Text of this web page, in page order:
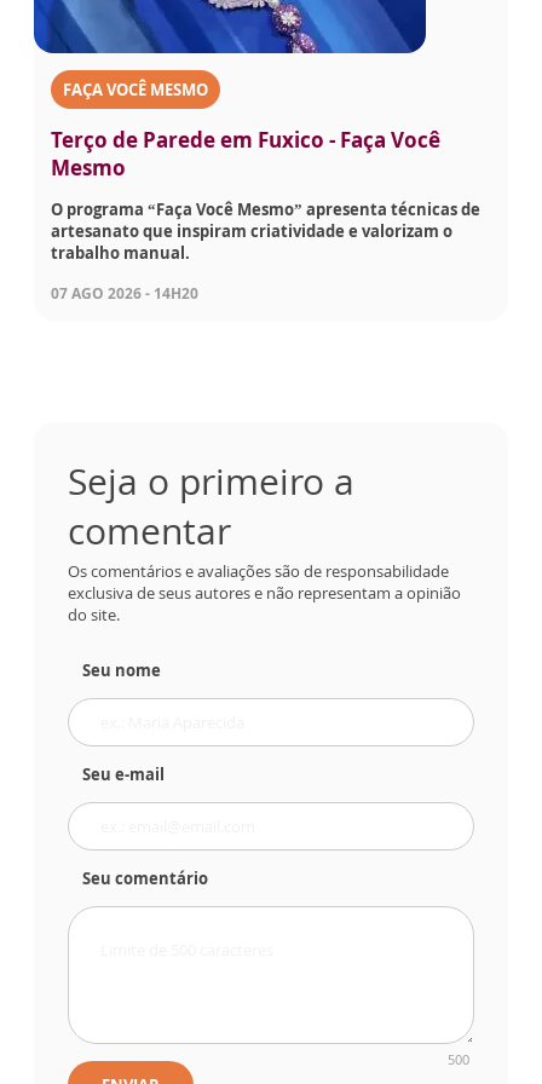
FAÇA VOCÊ MESMO
Terço de Parede em Fuxico - Faça Você
Mesmo
O programa “Faça Você Mesmo” apresenta técnicas de
artesanato que inspiram criatividade e valorizam o
trabalho manual.
07 AGO 2026 - 14H20
Seja o primeiro a
comentar
Os comentários e avaliações são de responsabilidade
exclusiva de seus autores e não representam a opinião
do site.
Seu nome
Seu e-mail
Seu comentário
500